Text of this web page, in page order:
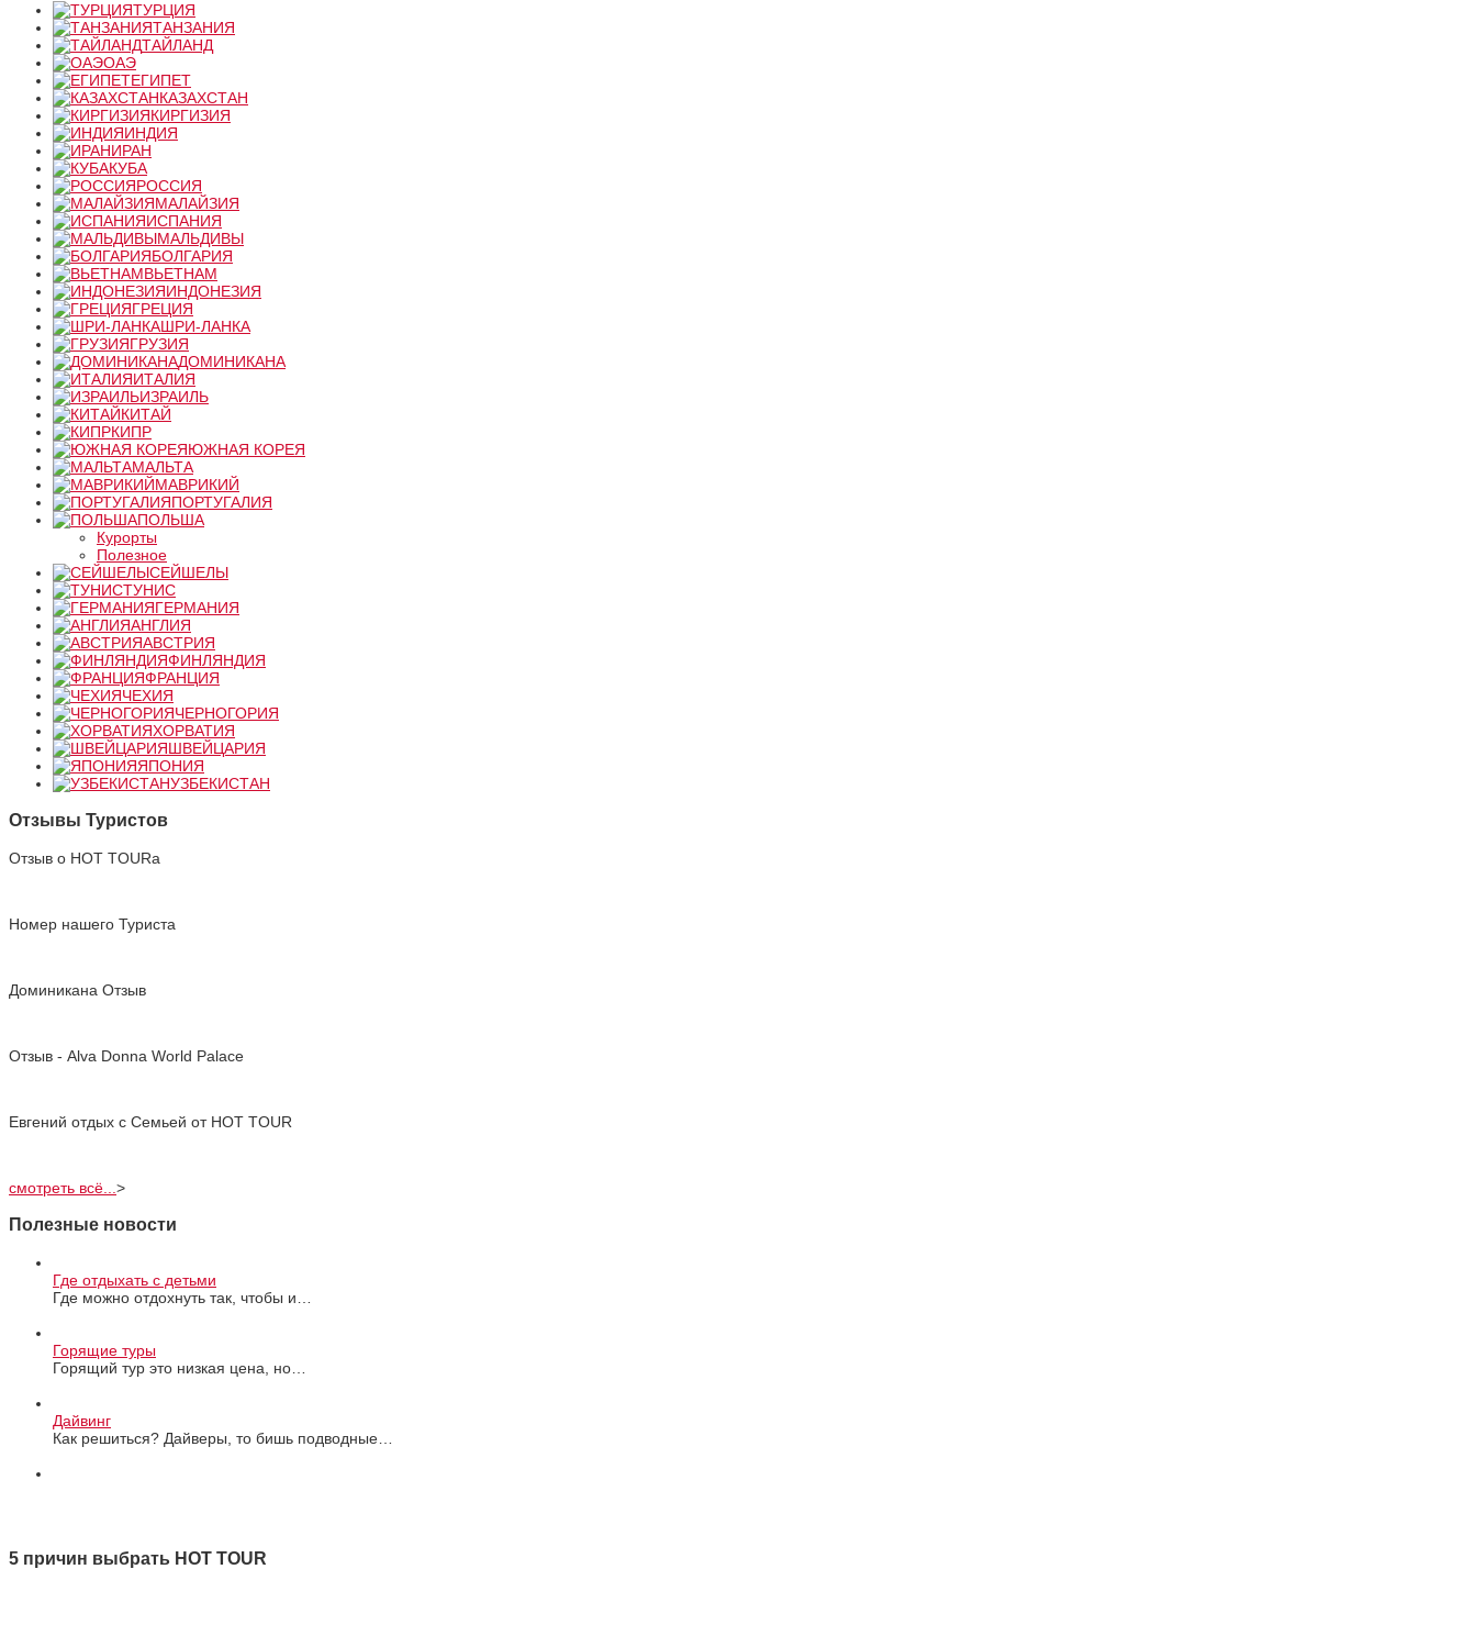
ТУРЦИЯ
ТАНЗАНИЯ
ТАЙЛАНД
ОАЭ
ЕГИПЕТ
КАЗАХСТАН
КИРГИЗИЯ
ИНДИЯ
ИРАН
КУБА
РОССИЯ
МАЛАЙЗИЯ
ИСПАНИЯ
МАЛЬДИВЫ
БОЛГАРИЯ
ВЬЕТНАМ
ИНДОНЕЗИЯ
ГРЕЦИЯ
ШРИ-ЛАНКА
ГРУЗИЯ
ДОМИНИКАНА
ИТАЛИЯ
ИЗРАИЛЬ
КИТАЙ
КИПР
ЮЖНАЯ КОРЕЯ
МАЛЬТА
МАВРИКИЙ
ПОРТУГАЛИЯ
ПОЛЬША
Курорты
Полезное
СЕЙШЕЛЫ
ТУНИС
ГЕРМАНИЯ
АНГЛИЯ
АВСТРИЯ
ФИНЛЯНДИЯ
ФРАНЦИЯ
ЧЕХИЯ
ЧЕРНОГОРИЯ
ХОРВАТИЯ
ШВЕЙЦАРИЯ
ЯПОНИЯ
УЗБЕКИСТАН
Отзывы Туристов
Отзыв о HOT TOURа
Номер нашего Туриста
Доминикана Отзыв
Отзыв - Alva Donna World Palace
Евгений отдых с Cемьей от HOT TOUR
смотреть всё... >
Полезные новости
Где отдыхать с детьми
Где можно отдохнуть так, чтобы и…
Горящие туры
Горящий тур это низкая цена, но…
Дайвинг
Как решиться? Дайверы, то бишь подводные…
5 причин выбрать HOT TOUR